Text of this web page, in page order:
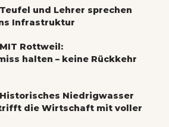
Teufel und Lehrer sprechen
Infrastruktur
MIT Rottweil:
halten – keine Rückkehr
Historisches Niedrigwasser
die Wirtschaft mit voller